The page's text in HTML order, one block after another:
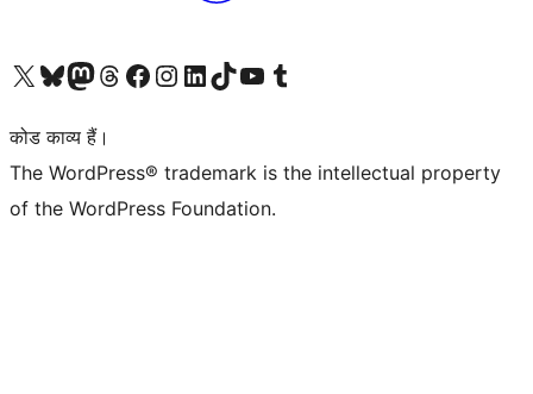
Visit our X (formerly Twitter) account
हमारे बलुस्की खाते पर जाएँVisit our Mastodon account
हमारे थ्रेड्स अकाउंट पर जाएंहमारे फेसबुक पेज पर जाएँहमारे इंस्टाग्राम अकाउंट पर जाएंहमारे लिंक्डइन खाते पर जाएँहमारे टिकटॉक खाते पर जाएँहमारे यूट्यूब चैनल पर जाएंहमारे Tumblr खाते पर जाएँ
कोड काव्य हैं।
The WordPress® trademark is the intellectual property
of the WordPress Foundation.